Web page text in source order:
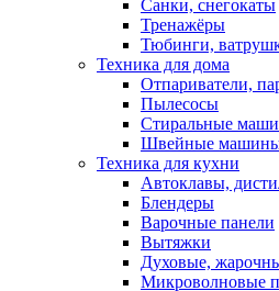
Санки, снегокаты
Тренажёры
Тюбинги,
Техника для дома
Отпариватели,
Пылесосы
Стиральные
Швейные
Техника для кухни
Автоклавы,
Блендеры
Варочные панели
Вытяжки
Духовые,
Микроволновые